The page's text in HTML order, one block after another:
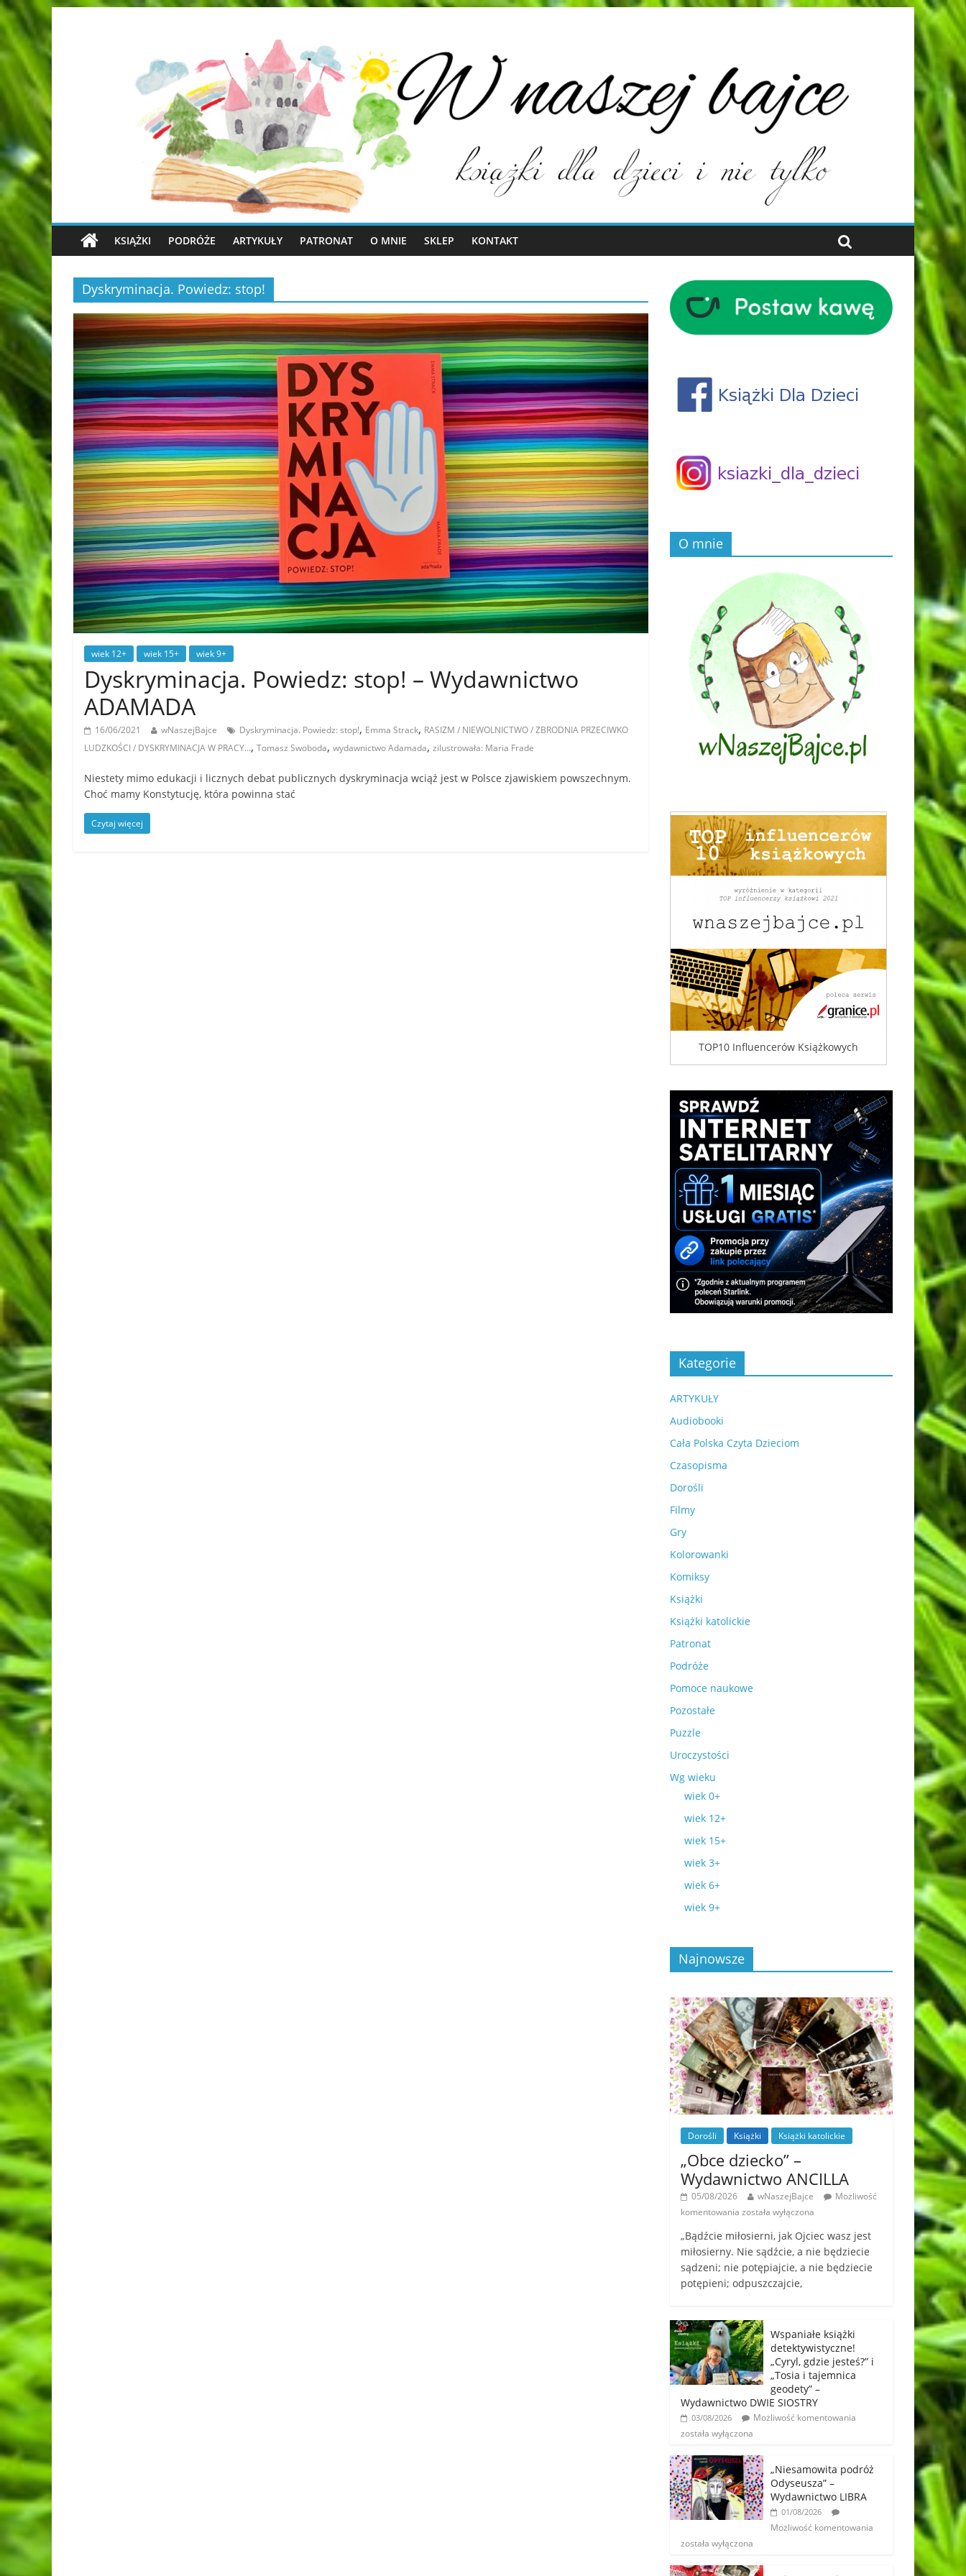
KSIĄŻKI PODRÓŻE ARTYKUŁY PATRONAT O MNIE SKLEP KONTAKT
Dyskryminacja. Powiedz: stop!
wiek 12+ wiek 15+ wiek 9+
Dyskryminacja. Powiedz: stop! – Wydawnictwo
ADAMADA
16/06/2021 wNaszejBajce Dyskryminacja. Powiedz: stop!, Emma Strack, RASIZM / NIEWOLNICTWO / ZBRODNIA PRZECIWKO
LUDZKOŚCI / DYSKRYMINACJA W PRACY…, Tomasz Swoboda, wydawnictwo Adamada, zilustrowała: Maria Frade
Niestety mimo edukacji i licznych debat publicznych dyskryminacja wciąż jest w Polsce zjawiskiem powszechnym.
Choć mamy Konstytucję, która powinna stać
Czytaj więcej
O mnie
TOP10 Influencerów Książkowych
Kategorie
ARTYKUŁY
Audiobooki
Cała Polska Czyta Dzieciom
Czasopisma
Dorośli
Filmy
Gry
Kolorowanki
Komiksy
Książki
Książki katolickie
Patronat
Podróże
Pomoce naukowe
Pozostałe
Puzzle
Uroczystości
Wg wieku
wiek 0+
wiek 12+
wiek 15+
wiek 3+
wiek 6+
wiek 9+
Najnowsze
Dorośli Książki Książki katolickie
„Obce dziecko” –
Wydawnictwo ANCILLA
05/08/2026 wNaszejBajce
Możliwość
komentowania została wyłączona
„Bądźcie miłosierni, jak Ojciec wasz jest
miłosierny. Nie sądźcie, a nie będziecie
sądzeni; nie potępiajcie, a nie będziecie
potępieni; odpuszczajcie,
Wspaniałe książki
detektywistyczne!
„Cyryl, gdzie jesteś?” i
„Tosia i tajemnica
geodety” –
Wydawnictwo DWIE SIOSTRY
03/08/2026
Możliwość komentowania
została wyłączona
„Niesamowita podróż
Odyseusza” –
Wydawnictwo LIBRA
01/08/2026
Możliwość komentowania
została wyłączona